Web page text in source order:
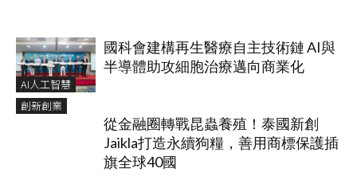
AI人工智慧
國科會建構再生醫療自主技術鏈 AI與
半導體助攻細胞治療邁向商業化
創新創業
從金融圈轉戰昆蟲養殖！泰國新創
Jaikla打造永續狗糧，善用商標保護插
旗全球40國